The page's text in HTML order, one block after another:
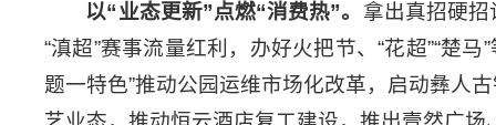
以“业态更新”点燃“消费热”。 拿出真招硬
“滇超”赛事流量红利，办好火把节、“花超”“楚
题一特色”推动公园运维市场化改革，启动彝人